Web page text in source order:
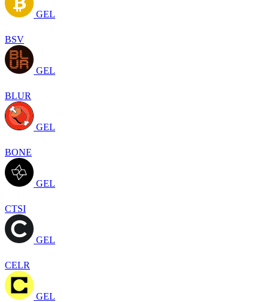
GEL
BSV
GEL
BLUR
GEL
BONE
GEL
CTSI
GEL
CELR
GEL